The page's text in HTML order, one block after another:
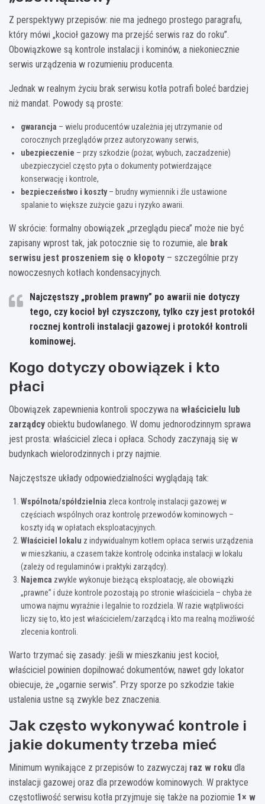
Z perspektywy przepisów: nie ma jednego prostego paragrafu,
który mówi „kocioł gazowy ma przejść serwis raz do roku”.
Obowiązkowe są kontrole instalacji i kominów, a niekoniecznie
serwis urządzenia w rozumieniu producenta.
Jednak w realnym życiu brak serwisu kotła potrafi boleć bardziej
niż mandat. Powody są proste:
gwarancja – wielu producentów uzależnia jej utrzymanie od
corocznych przeglądów przez autoryzowany serwis,
ubezpieczenie – przy szkodzie (pożar, wybuch, zaczadzenie)
ubezpieczyciel często pyta o dokumenty potwierdzające
konserwację i kontrole,
bezpieczeństwo i koszty– brudny wymiennik i źle ustawione
spalanie to większe zużycie gazu i ryzyko awarii.
W skrócie: formalny obowiązek „przeglądu pieca” może nie być
zapisany wprost tak, jak potocznie się to rozumie, ale brak
serwisu jest proszeniem się o kłopoty – szczególnie przy
nowoczesnych kotłach kondensacyjnych.
Najczęstszy „problem prawny” po awarii nie dotyczy
tego, czy kocioł był czyszczony, tylko czy jest protokół
rocznej kontroli instalacji gazowej i protokół kontroli
kominowej.
Kogo dotyczy obowiązek i kto
płaci
Obowiązek zapewnienia kontroli spoczywa na właścicielu lub
zarządcy obiektu budowlanego. W domu jednorodzinnym sprawa
jest prosta: właściciel zleca i opłaca. Schody zaczynają się w
budynkach wielorodzinnych i przy najmie.
Najczęstsze układy odpowiedzialności wyglądają tak:
Wspólnota/spółdzielnia zleca kontrolę instalacji gazowej w
częściach wspólnych oraz kontrolę przewodów kominowych –
koszty idą w opłatach eksploatacyjnych.
Właściciel lokalu z indywidualnym kotłem opłaca serwis urządzenia
w mieszkaniu, a czasem także kontrolę odcinka instalacji w lokalu
(zależy od regulaminów i praktyki zarządcy).
Najemca zwykle wykonuje bieżącą eksploatację, ale obowiązki
„prawne” i duże kontrole pozostają po stronie właściciela – chyba że
umowa najmu wyraźnie i legalnie to rozdziela. W razie wątpliwości
liczy się to, kto jest właścicielem/zarządcą i kto ma realną możliwość
zlecenia kontroli.
Warto trzymać się zasady: jeśli w mieszkaniu jest kocioł,
właściciel powinien dopilnować dokumentów, nawet gdy lokator
obiecuje, że „ogarnie serwis”. Przy sporze po szkodzie takie
ustalenia ustne są zwykle bez znaczenia.
Jak często wykonywać kontrole i
jakie dokumenty trzeba mieć
Minimum wynikające z przepisów to zazwyczaj raz w roku dla
instalacji gazowej oraz dla przewodów kominowych. W praktyce
częstotliwość serwisu kotła przyjmuje się także na poziomie 1× w